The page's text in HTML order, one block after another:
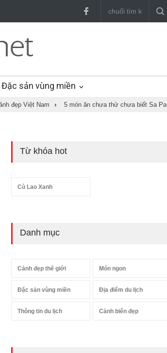
Đặc sản vùng miền
đẹp Việt Nam › 5 món ăn chưa thử chưa biết Sa Pa
Từ khóa hot
Cù Lao Xanh
Danh mục
Cảnh đẹp thế giới Món ngon
Đặc sản vùng miền Địa điểm du lịch
Thông tin du lịch Cảnh biển đẹp